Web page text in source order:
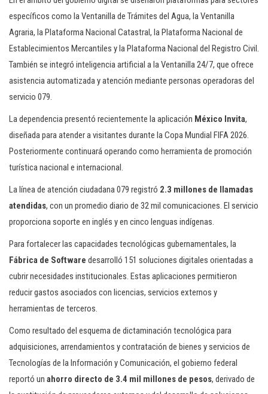
específicos como la Ventanilla de Trámites del Agua, la Ventanilla
Agraria, la Plataforma Nacional Catastral, la Plataforma Nacional de
Establecimientos Mercantiles y la Plataforma Nacional del Registro Civil.
También se integró inteligencia artificial a la Ventanilla 24/7, que ofrece
asistencia automatizada y atención mediante personas operadoras del
servicio 079.
La dependencia presentó recientemente la aplicación México Invita,
diseñada para atender a visitantes durante la Copa Mundial FIFA 2026.
Posteriormente continuará operando como herramienta de promoción
turística nacional e internacional.
La línea de atención ciudadana 079 registró 2.3 millones de llamadas
atendidas, con un promedio diario de 32 mil comunicaciones. El servicio
proporciona soporte en inglés y en cinco lenguas indígenas.
Para fortalecer las capacidades tecnológicas gubernamentales, la
Fábrica de Software desarrolló 151 soluciones digitales orientadas a
cubrir necesidades institucionales. Estas aplicaciones permitieron
reducir gastos asociados con licencias, servicios externos y
herramientas de terceros.
Como resultado del esquema de dictaminación tecnológica para
adquisiciones, arrendamientos y contratación de bienes y servicios de
Tecnologías de la Información y Comunicación, el gobierno federal
reportó un ahorro directo de 3.4 mil millones de pesos, derivado de